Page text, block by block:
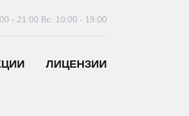
ЛИЦЕНЗИИ
- 21:00 Вс: 10:00 - 19:00